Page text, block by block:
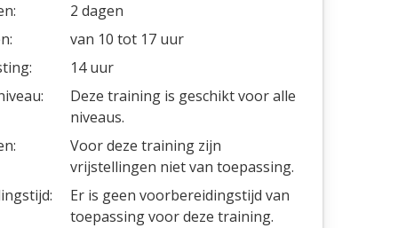
2 dagen
van 10 tot 17 uur
14 uur
Deze training is geschikt voor alle
niveaus.
Voor deze training zijn
vrijstellingen niet van toepassing.
Er is geen voorbereidingstijd van
toepassing voor deze training.